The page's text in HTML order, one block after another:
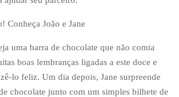
Conheça João e Jane
uma barra de chocolate que não comia
boas lembranças ligadas a este doce e
lo feliz. Um dia depois, Jane surpreende
chocolate junto com um simples bilhete de